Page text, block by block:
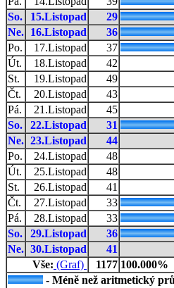
So.
15.Listopad 29
Ne. 16.Listopad 36
Po.
17.Listopad 37
Út.
18.Listopad 42
St.
19.Listopad 49
Čt.
20.Listopad 43
Pá.
21.Listopad 45
So.
22.Listopad 31
Ne. 23.Listopad 44
Po.
24.Listopad 48
Út.
25.Listopad 48
St.
26.Listopad 41
Čt.
27.Listopad 33
Pá.
28.Listopad 33
So.
29.Listopad 36
Ne. 30.Listopad 41
Vše: (Graf) 1177 100.000%
- Méně než aritmetický